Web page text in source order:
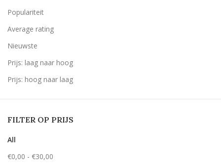
Populariteit
Average rating
Nieuwste
Prijs: laag naar hoog
Prijs: hoog naar laag
FILTER OP PRIJS
All
€0,00 - €30,00